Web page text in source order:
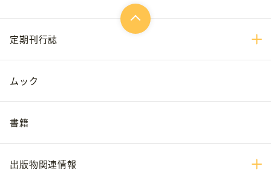
定期刊行誌
ムック
書籍
出版物関連情報